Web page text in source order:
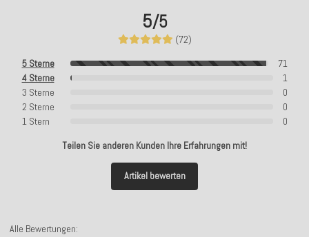
5/5
(72)
5 Sterne
71
4 Sterne
1
3 Sterne
0
2 Sterne
0
1 Stern
0
Teilen Sie anderen Kunden Ihre Erfahrungen mit!
Artikel bewerten
Alle Bewertungen: